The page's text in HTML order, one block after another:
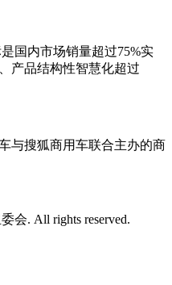
国内市场销量超过75%实
产品结构性智慧化超过
与搜狐商用车联合主办的商
会. All rights reserved.